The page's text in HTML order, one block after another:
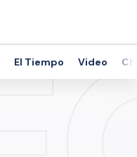
El Tiempo Video